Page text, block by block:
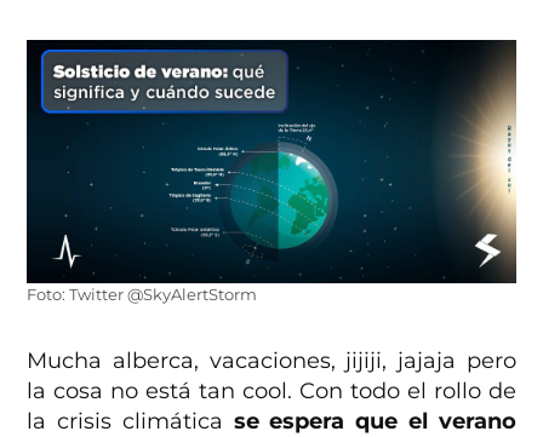
Foto: Twitter @SkyAlertStorm
Mucha alberca, vacaciones, jijiji, jajaja pero
la cosa no está tan cool. Con todo el rollo de
la crisis climática se espera que el verano